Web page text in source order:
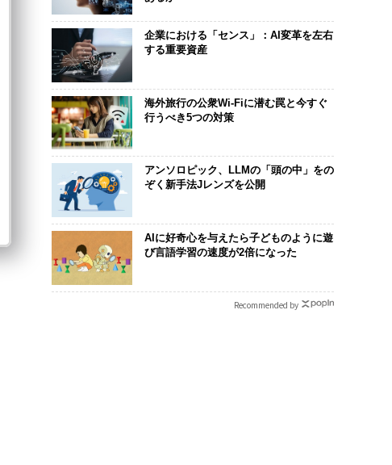
企業における「センス」：AI変革を左右
する重要資産
海外旅行の公衆Wi-Fiに潜む罠と今すぐ
行うべき5つの対策
アンソロピック、LLMの「頭の中」をの
ぞく新手法Jレンズを公開
AIに好奇心を与えたら子どものように遊
び言語学習の速度が2倍になった
Recommended by